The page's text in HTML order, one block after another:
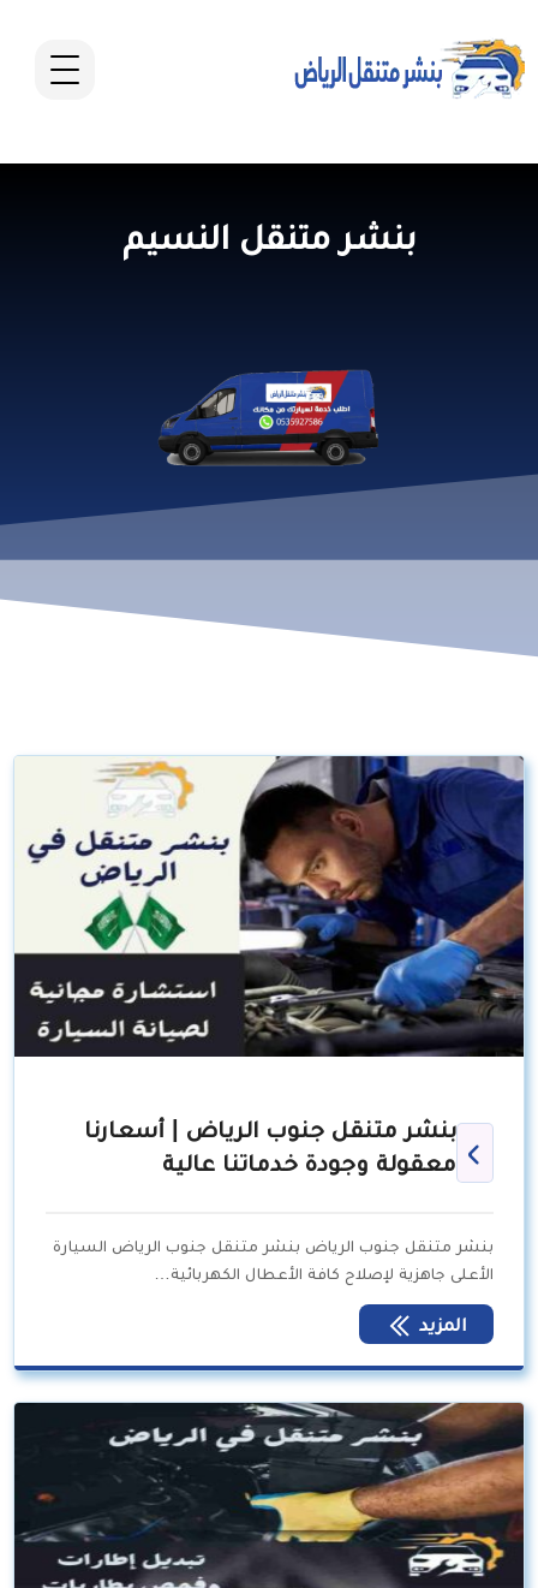
بنشر متنقل النسيم
بنشر متنقل جنوب الرياض | أسعارنا
معقولة وجودة خدماتنا عالية
بنشر متنقل جنوب الرياض بنشر متنقل جنوب الرياض السيارة
الأعلى جاهزية لإصلاح كافة الأعطال الكهربائية…
المزيد